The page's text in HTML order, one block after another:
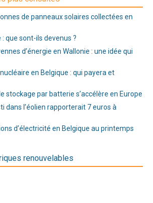
de panneaux solaires collectées en
que sont-ils devenus ?
d’énergie en Wallonie : une idée qui
en Belgique : qui payera et
stockage par batterie s’accélère en Europe
dans l’éolien rapporterait 7 euros à
d’électricité en Belgique au printemps
renouvelables